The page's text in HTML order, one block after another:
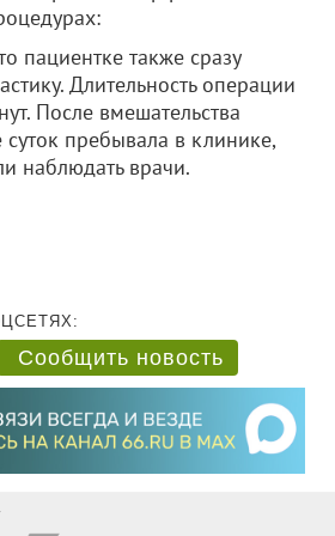
пациентке также сразу
Длительность операции
После вмешательства
пребывала в клинике,
наблюдать врачи.
Сообщить новость